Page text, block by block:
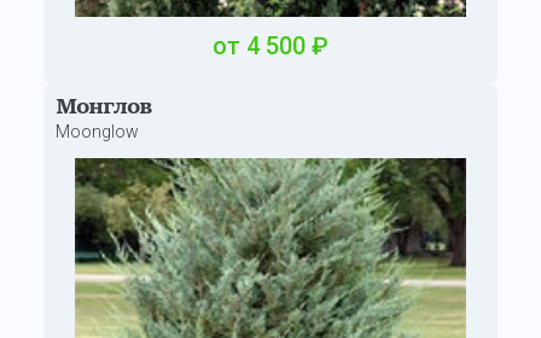
от 4 500 ₽
Монглов
Moonglow